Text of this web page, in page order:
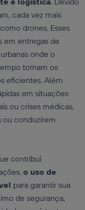
cada vez mais
drones. Esses
em entregas de
onde o
tornam os
eficientes. Além
em situações
ou crises médicas,
ou conduzirem
contribui
o uso de
para garantir sua
de segurança,